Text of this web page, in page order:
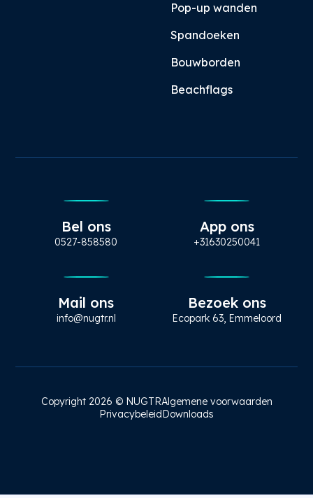
Pop-up wanden
Spandoeken
Bouwborden
Beachflags
Bel ons
0527-858580
App ons
+31630250041
Mail ons
info@nugtr.nl
Bezoek ons
Ecopark 63, Emmeloord
Copyright 2026 © NUGTRAlgemene voorwaarden
Privacybeleid Downloads